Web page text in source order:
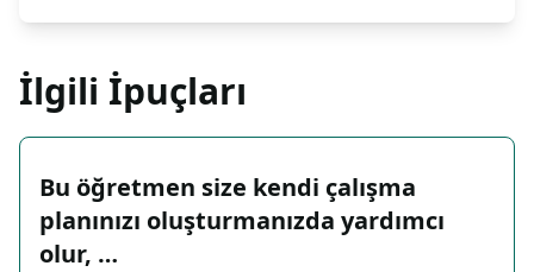
İlgili İpuçları
Bu öğretmen size kendi çalışma
planınızı oluşturmanızda yardımcı
olur, …